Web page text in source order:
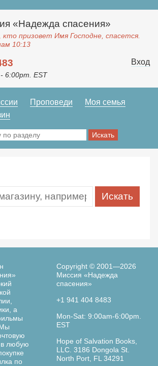
«Надежда спасения»
кто призовет Имя Господне, спасется.
10:13
6:00pm. EST
Вход
Проповеди
Моя семья
а
в любую
по
Copyright © 2001—2026
Миссия «Надежда
спасения»
+1 941 404 8483
Mon-Sat: 9:00am-6:00pm.
EST
Hope of Salvation Books,
LLC. 3186 Dongola St.
North Port, FL 34291